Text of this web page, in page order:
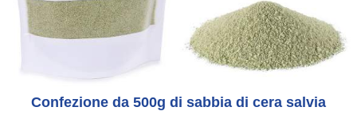
Confezione da 500g di sabbia di cera salvia